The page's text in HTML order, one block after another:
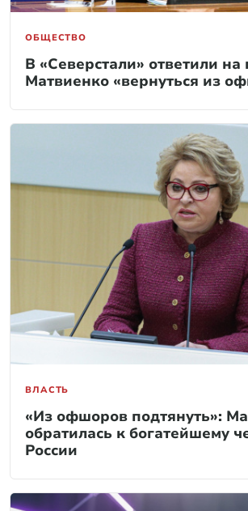
ОБЩЕСТВО
В «Северстали» ответили
Матвиенко «вернуться из
ВЛАСТЬ
«Из офшоров подтянуть»:
обратилась к богатейшему
России